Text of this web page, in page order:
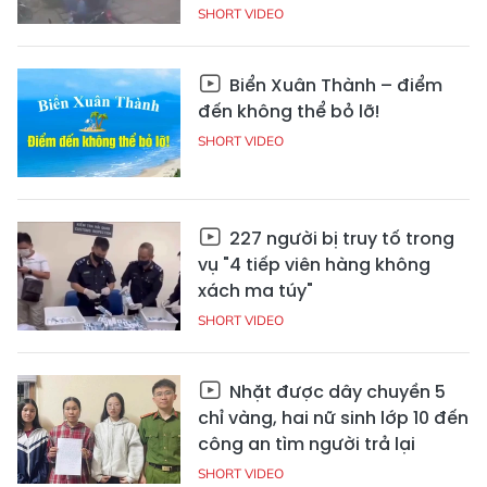
SHORT VIDEO
Biển Xuân Thành – điểm
đến không thể bỏ lỡ!
SHORT VIDEO
227 người bị truy tố trong
vụ "4 tiếp viên hàng không
xách ma túy"
SHORT VIDEO
Nhặt được dây chuyền 5
chỉ vàng, hai nữ sinh lớp 10 đến
công an tìm người trả lại
SHORT VIDEO